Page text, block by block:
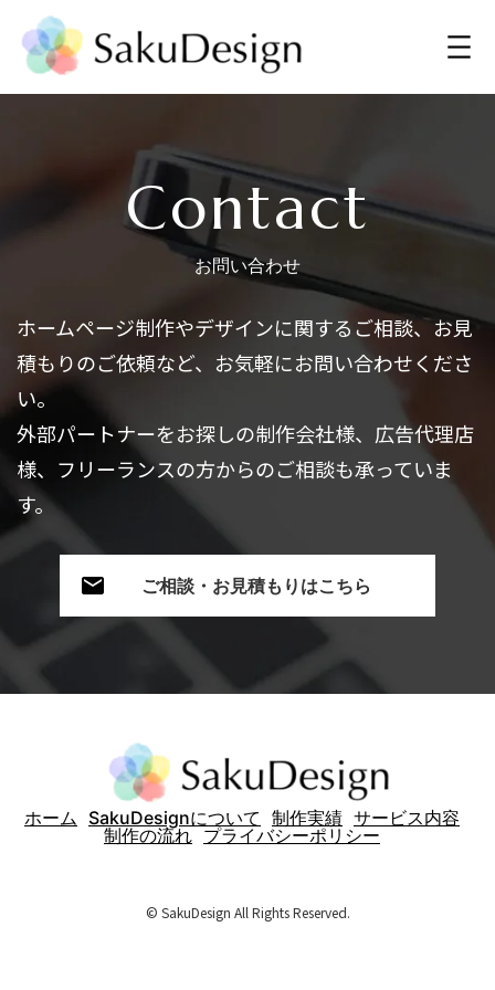
Contact
お問い合わせ
ホームページ制作やデザインに関するご相談、お見
積もりのご依頼など、お気軽にお問い合わせくださ
い。
外部パートナーをお探しの制作会社様、広告代理店
様、フリーランスの方からのご相談も承っていま
す。
ご相談・お見積もりはこちら
ホーム SakuDesignについて 制作実績 サービス内容
制作の流れ プライバシーポリシー
© SakuDesign All Rights Reserved.